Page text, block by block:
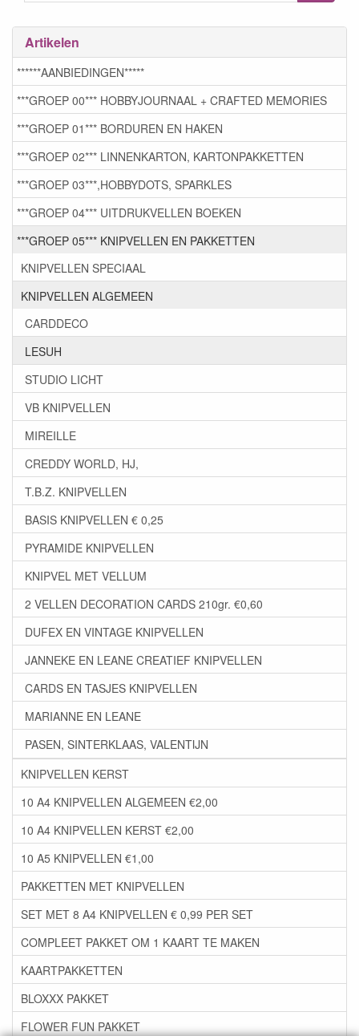
Artikelen
******AANBIEDINGEN*****
***GROEP 00*** HOBBYJOURNAAL + CRAFTED MEMORIES
***GROEP 01*** BORDUREN EN HAKEN
***GROEP 02*** LINNENKARTON, KARTONPAKKETTEN
***GROEP 03***,HOBBYDOTS, SPARKLES
***GROEP 04*** UITDRUKVELLEN BOEKEN
***GROEP 05*** KNIPVELLEN EN PAKKETTEN
KNIPVELLEN SPECIAAL
KNIPVELLEN ALGEMEEN
CARDDECO
LESUH
STUDIO LICHT
VB KNIPVELLEN
MIREILLE
CREDDY WORLD, HJ,
T.B.Z. KNIPVELLEN
BASIS KNIPVELLEN € 0,25
PYRAMIDE KNIPVELLEN
KNIPVEL MET VELLUM
2 VELLEN DECORATION CARDS 210gr. €0,60
DUFEX EN VINTAGE KNIPVELLEN
JANNEKE EN LEANE CREATIEF KNIPVELLEN
CARDS EN TASJES KNIPVELLEN
MARIANNE EN LEANE
PASEN, SINTERKLAAS, VALENTIJN
KNIPVELLEN KERST
10 A4 KNIPVELLEN ALGEMEEN €2,00
10 A4 KNIPVELLEN KERST €2,00
10 A5 KNIPVELLEN €1,00
PAKKETTEN MET KNIPVELLEN
SET MET 8 A4 KNIPVELLEN € 0,99 PER SET
COMPLEET PAKKET OM 1 KAART TE MAKEN
KAARTPAKKETTEN
BLOXXX PAKKET
FLOWER FUN PAKKET